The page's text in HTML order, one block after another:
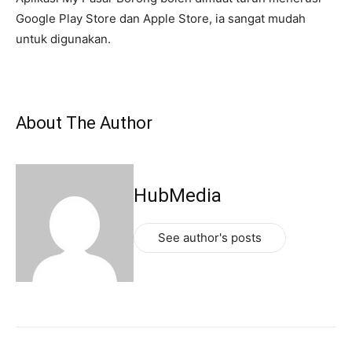
Google Play Store dan Apple Store, ia sangat mudah
untuk digunakan.
About The Author
HubMedia
See author's posts